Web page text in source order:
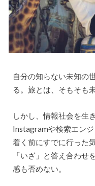
自分の知らない未知の
る。旅とは、そもそも
しかし、情報社会を生
Instagramや検索エン
着く前にすでに行った
「いざ」と答え合わせ
感も否めない。